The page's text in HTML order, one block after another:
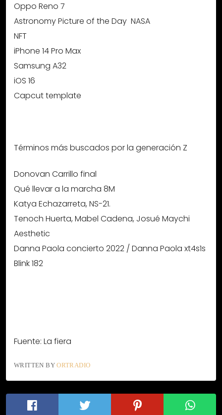
Oppo Reno 7
Astronomy Picture of the Day  NASA
NFT
iPhone 14 Pro Max
Samsung A32
iOS 16
Capcut template
Términos más buscados por la generación Z
Donovan Carrillo final
Qué llevar a la marcha 8M
Katya Echazarreta, NS-21.
Tenoch Huerta, Mabel Cadena, Josué Maychi
Aesthetic
Danna Paola concierto 2022 / Danna Paola xt4s1s
Blink 182
Fuente: La fiera
WRITTEN BYORTRADIO